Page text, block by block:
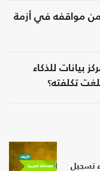
مواقفه في أزمة
بيانات للذكاء
تكلفته؟
تسجيل